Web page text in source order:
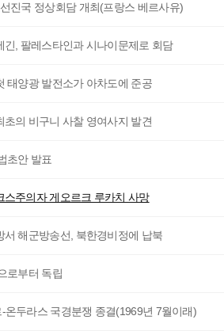
진국 정상회담 개최(프랑스 베르사유)
긴, 팔레스타인과 시나이문제로 회담
태양광 발전소가 아차도에 준공
초의 비구니 사찰 영여사지 발견
초안 발표
스주의자 게오르크 루카치 사망
서 해군방송선, 북한경비정에 납북
로부터 독립
온두라스 국경분쟁 종결(1969년 7월이래)